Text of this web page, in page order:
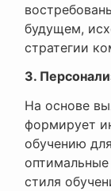
будущем,
стратегии
3.
На основе
формирует
обучению
стиля